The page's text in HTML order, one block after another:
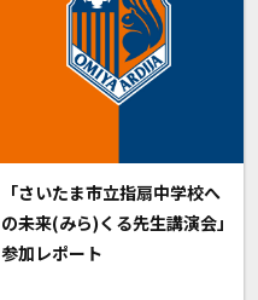
「さいたま市立指扇中学校へ
の未来(みら)くる先生講演会」
参加レポート